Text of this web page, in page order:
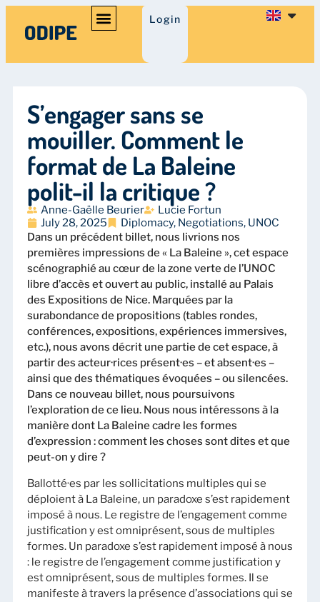
Login
S’engager sans se
mouiller. Comment le
format de La Baleine
polit-il la critique ?
Anne-Gaëlle Beurier
Lucie Fortun
July 28, 2025
Diplomacy, Negotiations, UNOC
Dans un précédent billet, nous livrions nos
premières impressions de « La Baleine », cet espace
scénographié au cœur de la zone verte de l’UNOC
libre d’accès et ouvert au public, installé au Palais
des Expositions de Nice. Marquées par la
surabondance de propositions (tables rondes,
conférences, expositions, expériences immersives,
etc.), nous avons décrit une partie de cet espace, à
partir des acteur·rices présent·es – et absent·es –
ainsi que des thématiques évoquées – ou silencées.
Dans ce nouveau billet, nous poursuivons
l’exploration de ce lieu. Nous nous intéressons à la
manière dont La Baleine cadre les formes
d’expression : comment les choses sont dites et que
peut-on y dire ?
Ballotté·es par les sollicitations multiples qui se
déploient à La Baleine, un paradoxe s’est rapidement
imposé à nous. Le registre de l’engagement comme
justification y est omniprésent, sous de multiples
formes. Un paradoxe s’est rapidement imposé à nous
: le registre de l’engagement comme justification y
est omniprésent, sous de multiples formes. Il se
manifeste à travers la présence d’associations qui se